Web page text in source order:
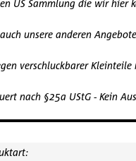
US Sammlung die wir hier
unsere anderen
verschluckbarer
nach §25a UStG - Kein